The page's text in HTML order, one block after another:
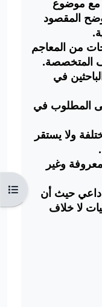
Ouvrir l’index du
مع موضوع
المقصود
من المعاجم
المتخصصة.
في
المطلوب في
ولا يستقر
وغير
داعي حيث أن
لا خلاف